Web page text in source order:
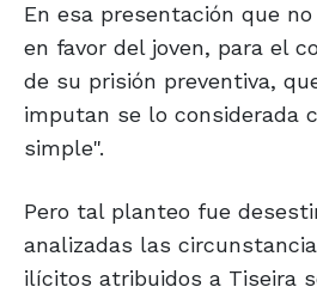
En esa presentación que
en favor del joven, para el
de su prisión preventiva,
imputan se lo considerada
simple".
Pero tal planteo fue
analizadas las
ilícitos atribuidos a Tiseira